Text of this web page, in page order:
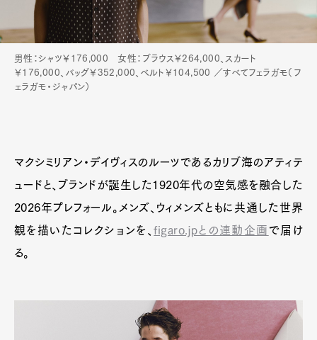
男性：シャツ￥176,000 女性：ブラウス￥264,000、スカート
￥176,000、バッグ￥352,000、ベルト￥104,500 ／すべてフェラガモ（フ
ェラガモ・ジャパン）
マクシミリアン・デイヴィスのルーツであるカリブ海のアティテ
ュードと、ブランドが誕生した1920年代の空気感を融合した
2026年プレフォール。メンズ、ウィメンズともに共通した世界
観を描いたコレクションを、figaro.jpとの連動企画 で届け
る。